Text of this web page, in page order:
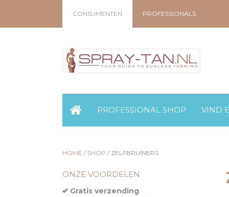
CONSUMENTEN PROFESSIONALS
PROFESSIONAL SHOP VIND
HOME / SHOP / ZELFBRUINERS
ONZE VOORDELEN
Gratis verzending